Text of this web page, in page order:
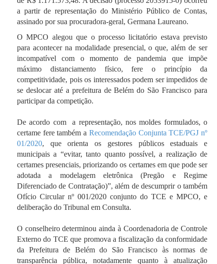
a partir de representação do Ministério Público de Contas,
assinado por sua procuradora-geral, Germana Laureano.
O MPCO alegou que o processo licitatório estava previsto
para acontecer na modalidade presencial, o que, além de ser
incompatível com o momento de pandemia que impõe
máximo distanciamento físico, fere o princípio da
competitividade, pois os interessados podem ser impedidos de
se deslocar até a prefeitura de Belém do São Francisco para
participar da competição.
De acordo com a representação, nos moldes formulados, o
certame fere também a Recomendação Conjunta TCE/PGJ nº
01/2020, que orienta os gestores públicos estaduais e
municipais a “evitar, tanto quanto possível, a realização de
certames presenciais, priorizando os certames em que pode ser
adotada a modelagem eletrônica (Pregão e Regime
Diferenciado de Contratação)”, além de descumprir o também
Ofício Circular nº 001/2020 conjunto do TCE e MPCO, e
deliberação do Tribunal em Consulta.
O conselheiro determinou ainda à Coordenadoria de Controle
Externo do TCE que promova a fiscalização da conformidade
da Prefeitura de Belém do São Francisco às normas de
transparência pública, notadamente quanto à atualização